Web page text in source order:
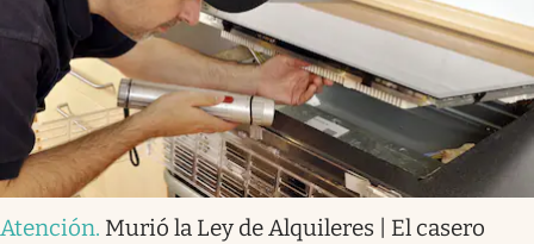
Atención. Murió la Ley de Alquileres | El casero